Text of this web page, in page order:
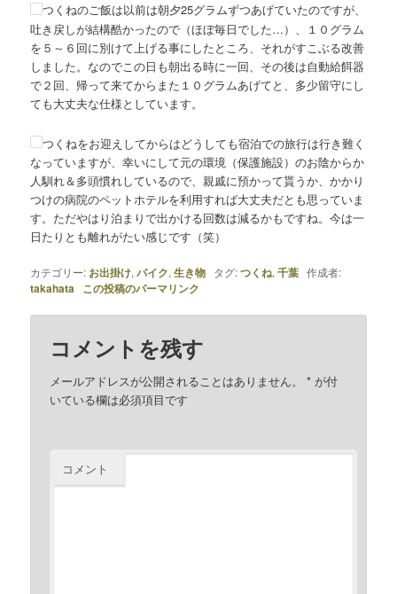
つくねのご飯は以前は朝夕25グラムずつあげていたのですが、
吐き戻しが結構酷かったので（ほぼ毎日でした…）、１０グラム
を５～６回に別けて上げる事にしたところ、それがすこぶる改善
しました。なのでこの日も朝出る時に一回、その後は自動給餌器
で２回、帰って来てからまた１０グラムあげてと、多少留守にし
ても大丈夫な仕様としています。
つくねをお迎えしてからはどうしても宿泊での旅行は行き難く
なっていますが、幸いにして元の環境（保護施設）のお陰からか
人馴れ＆多頭慣れしているので、親戚に預かって貰うか、かかり
つけの病院のペットホテルを利用すれば大丈夫だとも思っていま
す。ただやはり泊まりで出かける回数は減るかもですね。今は一
日たりとも離れがたい感じです（笑）
カテゴリー: お出掛け,バイク,生き物 タグ:つくね,千葉 作成者:
takahata この投稿のパーマリンク
コメントを残す
メールアドレスが公開されることはありません。 * が付
いている欄は必須項目です
コメント